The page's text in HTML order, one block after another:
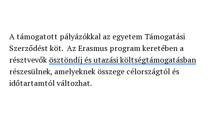
A támogatott pályázókkal az egyetem Támogatási
Szerződést köt. Az Erasmus program keretében a
résztvevők ösztöndíj és utazási költségtámogatásban
részesülnek, amelyeknek összege célországtól és
időtartamtól változhat.